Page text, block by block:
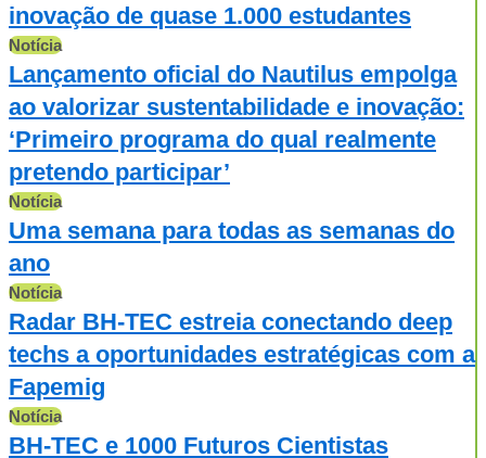
inovação de quase 1.000 estudantes
Notícia
Lançamento oficial do Nautilus empolga
ao valorizar sustentabilidade e inovação:
‘Primeiro programa do qual realmente
pretendo participar’
Notícia
Uma semana para todas as semanas do
ano
Notícia
Radar BH-TEC estreia conectando deep
techs a oportunidades estratégicas com a
Fapemig
Notícia
BH-TEC e 1000 Futuros Cientistas